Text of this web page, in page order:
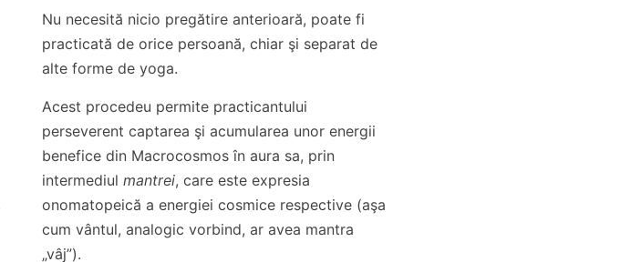
Nu necesită nicio pregătire anterioară, poate fi
practicată de orice persoană, chiar şi separat de
alte forme de yoga.
Acest procedeu permite practicantului
perseverent captarea şi acumularea unor energii
benefice din Macrocosmos în aura sa, prin
intermediul mantrei, care este expresia
onomatopeică a energiei cosmice respective (aşa
cum vântul, analogic vorbind, ar avea mantra
„vâj”).